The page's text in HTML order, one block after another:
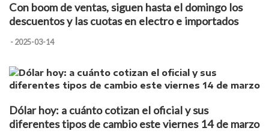
Con boom de ventas, siguen hasta el domingo los
descuentos y las cuotas en electro e importados
- 2025-03-14
Dólar hoy: a cuánto cotizan el oficial y sus
diferentes tipos de cambio este viernes 14 de marzo